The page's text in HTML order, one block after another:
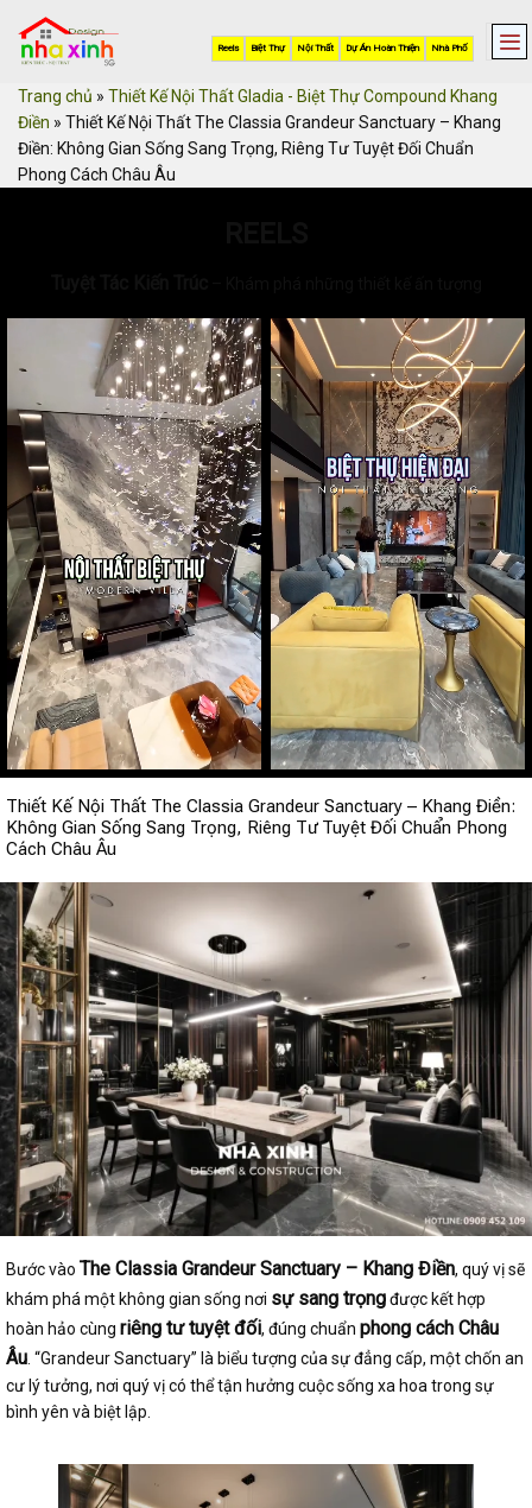
content
Trang chủ » Thiết Kế Nội Thất Gladia - Biệt Thự Compound Khang
Điền » Thiết Kế Nội Thất The Classia Grandeur Sanctuary – Khang
Điền: Không Gian Sống Sang Trọng, Riêng Tư Tuyệt Đối Chuẩn
Phong Cách Châu Âu
Thiết Kế Nội Thất The Classia Grandeur Sanctuary – Khang Điền:
Không Gian Sống Sang Trọng, Riêng Tư Tuyệt Đối Chuẩn Phong
Cách Châu Âu
Bước vào The Classia Grandeur Sanctuary – Khang Điền, quý vị sẽ
khám phá một không gian sống nơi sự sang trọngđược kết hợp
hoàn hảo cùng riêng tư tuyệt đối, đúng chuẩn phong cách Châu
Âu . “Grandeur Sanctuary” là biểu tượng của sự đẳng cấp, một chốn an
cư lý tưởng, nơi quý vị có thể tận hưởng cuộc sống xa hoa trong sự
bình yên và biệt lập.
Nhà Phố
Dự Án Hoàn Thiện
Nội Thất
Biệt Thự
Reels